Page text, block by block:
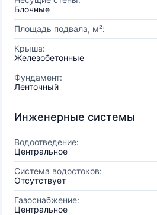
Блочные
Площадь подвала, м²:
Крыша:
Железобетонные
Фундамент:
Ленточный
Инженерные системы
Водоотведение:
Центральное
Система водостоков:
Отсутствует
Газоснабжение:
Центральное